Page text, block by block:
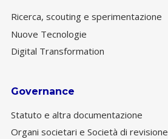
Ricerca, scouting e sperimentazione
Nuove Tecnologie
Digital Transformation
Governance
Statuto e altra documentazione
Organi societari e Società di revisione